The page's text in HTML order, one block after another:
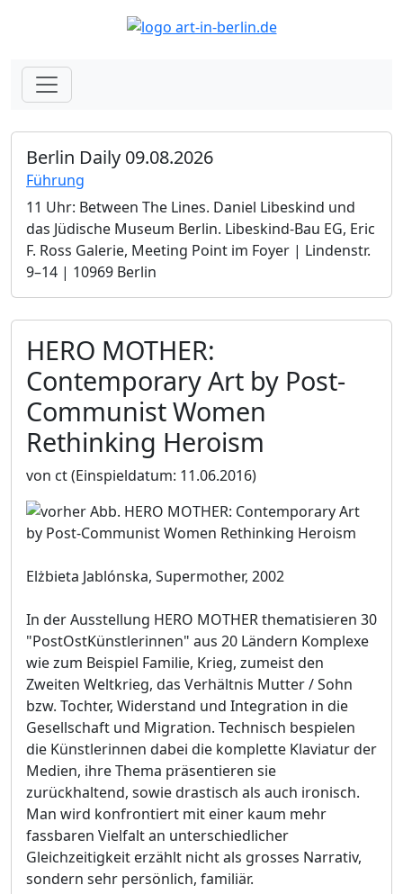
Berlin Daily 09.08.2026
Führung
11 Uhr: Between The Lines. Daniel Libeskind und
das Jüdische Museum Berlin.­ Libeskind-Bau EG, Eric
F. Ross Galerie, Meeting Point im Foyer | Lindenstr.
9–14 | 10969 Berlin
HERO MOTHER:
Contemporary Art by Post-
Communist Women
Rethinking Heroism
von ct(Einspieldatum: 11.06.2016)
Elżbieta Jablónska, Supermother, 2002
In der Ausstellung HERO MOTHER thematisieren 30
"PostOstKünstlerinnen" aus 20 Ländern Komplexe
wie zum Beispiel Familie, Krieg, zumeist den
Zweiten Weltkrieg, das Verhältnis Mutter / Sohn
bzw. Tochter, Widerstand und Integration in die
Gesellschaft und Migration. Technisch bespielen
die Künstlerinnen dabei die komplette Klaviatur der
Medien, ihre Thema präsentieren sie
zurückhaltend, sowie drastisch als auch ironisch.
Man wird konfrontiert mit einer kaum mehr
fassbaren Vielfalt an unterschiedlicher
Gleichzeitigkeit erzählt nicht als grosses Narrativ,
sondern sehr persönlich, familiär.